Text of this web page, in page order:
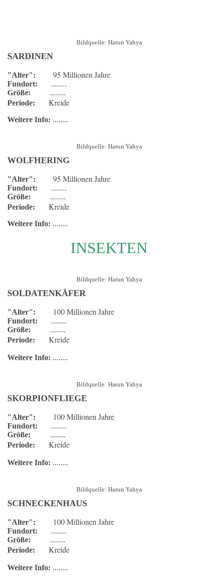
Bildquelle: Harun Yahya
SARDINEN
"Alter": 95 Millionen Jahre
Fundort: ........
Größe: ........
Periode: Kreide
Weitere Info: ........
Bildquelle: Harun Yahya
WOLFHERING
"Alter": 95 Millionen Jahre
Fundort: ........
Größe: ........
Periode: Kreide
Weitere Info: ........
INSEKTEN
Bildquelle: Harun Yahya
SOLDATENKÄFER
"Alter": 100 Millionen Jahre
Fundort: ........
Größe: ........
Periode: Kreide
Weitere Info: ........
Bildquelle: Harun Yahya
SKORPIONFLIEGE
"Alter": 100 Millionen Jahre
Fundort: ........
Größe: ........
Periode: Kreide
Weitere Info: ........
Bildquelle: Harun Yahya
SCHNECKENHAUS
"Alter": 100 Millionen Jahre
Fundort: ........
Größe: ........
Periode: Kreide
Weitere Info: ........